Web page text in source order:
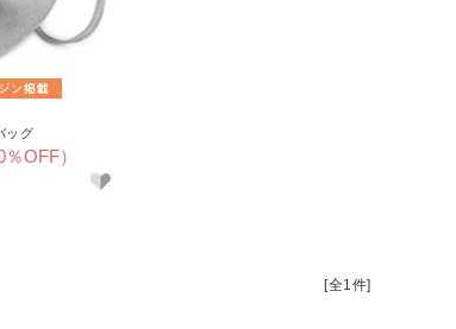
ッグ
OFF）
[全1件]